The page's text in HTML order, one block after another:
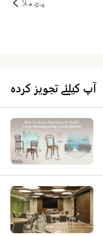
آپ کیلئے تجویز کردہ